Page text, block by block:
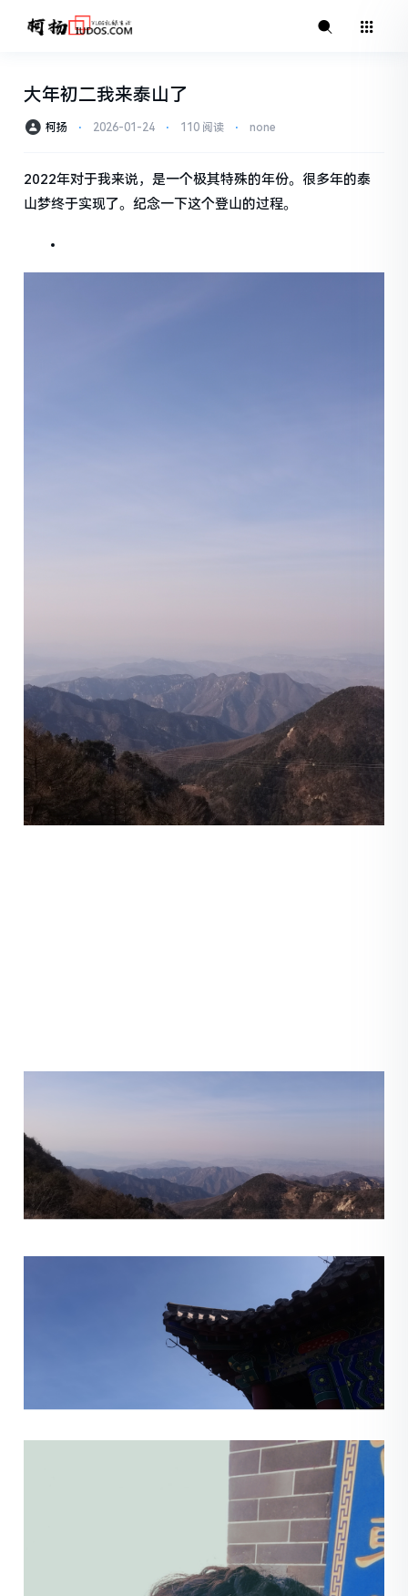
大年初二我来泰山了
柯扬 ⋅ 2026-01-24 ⋅ 110 阅读 ⋅ none
2022年对于我来说，是一个极其特殊的年份。很多年的泰
山梦终于实现了。纪念一下这个登山的过程。